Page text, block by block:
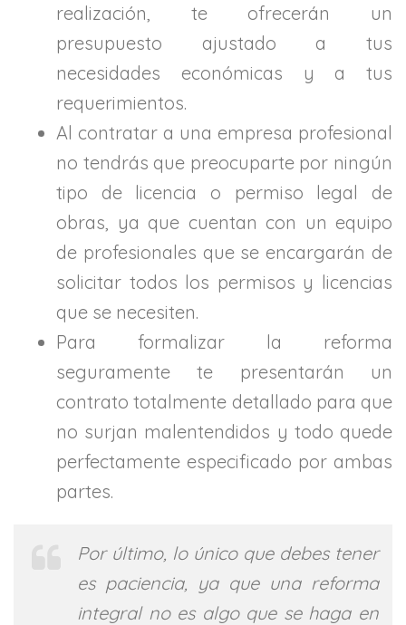
realización, te ofrecerán un
presupuesto ajustado a tus
necesidades económicas y a tus
requerimientos.
Al contratar a una empresa profesional
no tendrás que preocuparte por ningún
tipo de licencia o permiso legal de
obras, ya que cuentan con un equipo
de profesionales que se encargarán de
solicitar todos los permisos y licencias
que se necesiten.
Para formalizar la reforma
seguramente te presentarán un
contrato totalmente detallado para que
no surjan malentendidos y todo quede
perfectamente especificado por ambas
partes.
Por último, lo único que debes tener
es paciencia, ya que una reforma
integral no es algo que se haga en